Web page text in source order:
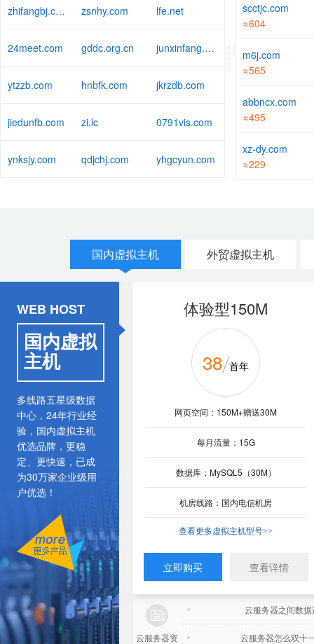
zhifangbj.com zsnhy.com lfe.net
24meet.com gddc.org.cn junxinfang.com
ytzzb.com hnbfk.com jkrzdb.com
jiedunfb.com zi.lc 0791vis.com
ynksjy.com qdjchj.com yhgcyun.com
scctjc.com
≈604
m6j.com
≈565
abbncx.com
≈495
xz-dy.com
≈229
国内虚拟主机 外贸虚拟主机
WEB HOST
国内虚拟
主机
多线路五星级数据
中心，24年行业经
验，国内虚拟主机
优选品牌，更稳
定、更快速，已成
为30万家企业级用
户优选！
体验型150M
38 首年
网页空间：150M+赠送30M
每月流量：15G
数据库：MySQL5（30M）
机房线路：国内电信机房
查看更多虚拟主机型号>>
立即购买 查看详情
云服务器资
云服务器之间数据
云服务器怎么双十
香港体验型 200M
188 年
送域名
网页空间：200M+赠送40M
每月流量：10G
数据库：MySQL5（50M）
机房线路：港台机房
查看更多虚拟主机型号>>
立即购买 查看详情
云服务器之间数据
云服务器怎么双十
入门型云服务器
¥99 月
InterXeon2核
内存：
硬盘：
80G(高性能云盘)
立即购买 查看详情
云服务器之间数据
云服务器怎么双十
云邮企业邮箱
邮箱容量：无限
企业网盘：1G*用户数
中转站：50G
个人网盘：5G/用户
无限邮箱容量，海量存储
无限组织建构，支持群邮件
用云邮小程序，随时随地办公
300
立即购买
云服务器之间数据
云服务器怎么双十
云服务器之间数据
云服务器怎么双十